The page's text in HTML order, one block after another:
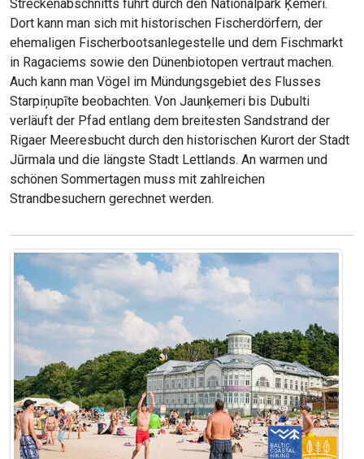
Streckenabschnitts führt durch den Nationalpark Ķemeri.
Dort kann man sich mit historischen Fischerdörfern, der
ehemaligen Fischerbootsanlegestelle und dem Fischmarkt
in Ragaciems sowie den Dünenbiotopen vertraut machen.
Auch kann man Vögel im Mündungsgebiet des Flusses
Starpiņupīte beobachten. Von Jaunķemeri bis Dubulti
verläuft der Pfad entlang dem breitesten Sandstrand der
Rigaer Meeresbucht durch den historischen Kurort der Stadt
Jūrmala und die längste Stadt Lettlands. An warmen und
schönen Sommertagen muss mit zahlreichen
Strandbesuchern gerechnet werden.